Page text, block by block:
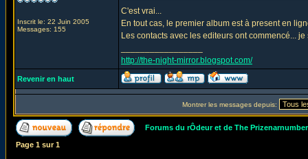
Inscrit le: 22 Juin 2005
Messages: 155
C'est vrai...
En tout cas, le premier album est à present en
Les contacts avec les editeurs ont commencé...
http://the-night-mirror.blogspot.com/
Revenir en haut
Montrer les messages depuis:
Forums du rÔdeur et de The
Page 1 sur1